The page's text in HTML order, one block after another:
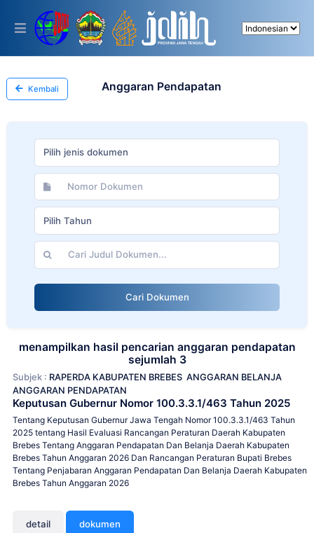
This
includes
accessibility
system.
Kembali Anggaran Pendapatan
Pilih jenis dokumen
Pilih Tahun
Cari Dokumen
menampilkan hasil pencarian anggaran pendapatan
sejumlah 3
Subjek : RAPERDA KABUPATEN BREBES ANGGARAN BELANJA
ANGGARAN PENDAPATAN
Keputusan Gubernur Nomor 100.3.3.1/463 Tahun 2025
Tentang Keputusan Gubernur Jawa Tengah Nomor 100.3.3.1/463 Tahun
2025 tentang Hasil Evaluasi Rancangan Peraturan Daerah Kabupaten
Brebes Tentang Anggaran Pendapatan Dan Belanja Daerah Kabupaten
Brebes Tahun Anggaran 2026 Dan Rancangan Peraturan Bupati Brebes
Tentang Penjabaran Anggaran Pendapatan Dan Belanja Daerah Kabupaten
Brebes Tahun Anggaran 2026
detail dokumen